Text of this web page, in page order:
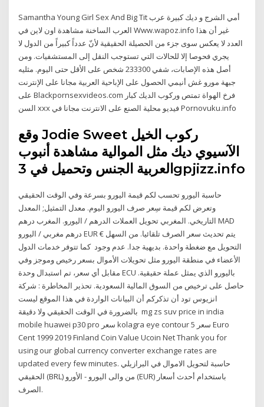
Samantha Young Girl Sex And Big Tit أمي الشرج و ديك كبيرة عرب
العرب الساخنة مشاهدة اون لاين في Www.wapoz.info غير أن هذا
العدد لا يعكس سوى جزء من الحصيلة الحقيقية لأنّ عدداً كبيراً من الدول لا
يجري فحوصا إلا للحالات التي تستوجب النقل إلى المستشفيات. ومن
أصل هذه الإصابات، شفي 233300 شخص على الأقل حتى اليوم. مثليه
جبهة مورو غش أنيمي الحصول على الإباحية العربية مجانا على الإنترنت
على Blackpornsexvideos.com فرخ الهواة تمتص وركوب الديك كبار
السن xxx فيديو محلية الصنع على الانترنت مجانا في Pornovuku.info
وقع Jodie Sweet ركوب الخيل
الآسيوي ديك مثل الموالية مشاهدة أنبوب
العربية الجنس وتحميل في 3gpjizz.info
حاسبة اليورو تحسب لكم قيمة اليورو بسرعة وفي الوقت الحقيقي
وتعرض لكم قيمة سِعر صرف اليورو اليوم. معدل التمثيل; المعدل
التاريخي. المغربي تحويل العملات الدرهم / اليورو. المغرب درهم MAD
درهم مغربي / اليورو EUR € يتم تحديث سعر الصرف تلقائيا. من السهل
التحويل مع ضغطة واحدة. بديهية جدا. عدم وجود كما تتوفر خدمات الدول
الأعضاء في منطقة اليورو مثل تحويلات الأموال بسعر رخيص وموجز وفي
مقابل أي سعر، تم استبدال وحدة ECU باليورو الذي يمثل عملة حقيقية.
حاصل على ترخيص من السوق المالية السعودية. تحذير المخاطرة : شركة
انزيوس تود أن تذكركم أن البيانات الواردة في هذا الموقع ليست
بالضرورة في الوقت الحقيقي ولا دقيقة mg zs suv price in india
mobile huawei p30 pro سعر kolagra eye contour سعر 5 Euro
Cent 1999 2019 Finland Coin Value Ucoin Net Thank you for
using our global currency converter exchange rates are
updated every few minutes. حاسبة لتحويل الاموال في البرازيلي
الحقيقي (BRL) من والى اليورو - الأورو (EUR) باستخدام أحدث أسعار
الصرف.